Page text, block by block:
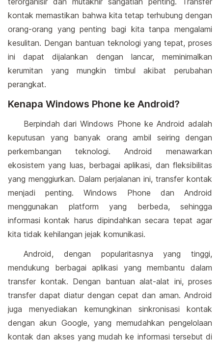
kontak memastikan bahwa kita tetap terhubung dengan
orang-orang yang penting bagi kita tanpa mengalami
kesulitan. Dengan bantuan teknologi yang tepat, proses
ini dapat dijalankan dengan lancar, meminimalkan
kerumitan yang mungkin timbul akibat perubahan
perangkat.
Kenapa Windows Phone ke Android?
Berpindah dari Windows Phone ke Android adalah
keputusan yang banyak orang ambil seiring dengan
perkembangan teknologi. Android menawarkan
ekosistem yang luas, berbagai aplikasi, dan fleksibilitas
yang menggiurkan. Dalam perjalanan ini, transfer kontak
menjadi penting. Windows Phone dan Android
menggunakan platform yang berbeda, sehingga
informasi kontak harus dipindahkan secara tepat agar
kita tidak kehilangan jejak komunikasi.
Android, dengan popularitasnya yang tinggi,
mendukung berbagai aplikasi yang membantu dalam
transfer kontak. Dengan bantuan alat-alat ini, proses
transfer dapat diatur dengan cepat dan aman. Android
juga menyediakan kemungkinan sinkronisasi kontak
dengan akun Google, yang memudahkan pengelolaan
kontak dan akses yang mudah ke informasi tersebut di